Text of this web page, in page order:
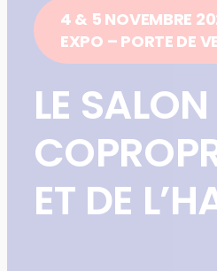
4 & 5 NOVEMBRE
EXPO – PORTE DE
LE
ET DE